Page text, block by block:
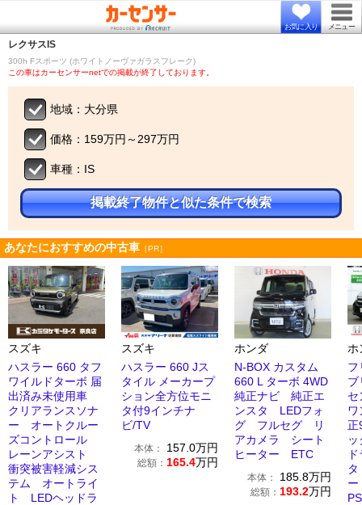
お気に入り メニュー
レクサス IS
300h Fスポーツ (ホワイトノーヴァガラスフレーク)
この車はカーセンサーnetでの掲載が終了しております。
地域：大分県
価格：159万円～297万円
車種：IS
掲載終了物件と似た条件で検索
あなたにおすすめの中古車 ［PR］
スズキ
ハスラー 660 タフ
ワイルドターボ 届
出済み未使用車
クリアランスソナ
ー オートクルー
ズコントロール
レーンアシスト
衝突被害軽減シス
テム オートライ
ト LEDヘッドラ
スズキ
ハスラー 660 Jス
タイル メーカープ
ション全方位モニ
タ付9インチナ
ビ/TV
本体： 157.0万円
総額： 165.4万円
ホンダ
N-BOX カスタム
660 L ターボ 4WD
純正ナビ 純正エ
ンスタ LEDフォ
グ フルセグ リ
アカメラ シート
ヒーター ETC
本体： 185.8万円
総額： 193.2万円
ホ
フ
ブ
セ
正